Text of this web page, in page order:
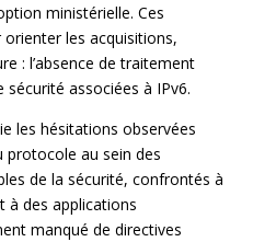
ministérielle. Ces
orienter les acquisitions,
: l’absence de traitement
associées à IPv6.
les hésitations observées
protocole au sein des
de la sécurité, confrontés à
à des applications
manqué de directives